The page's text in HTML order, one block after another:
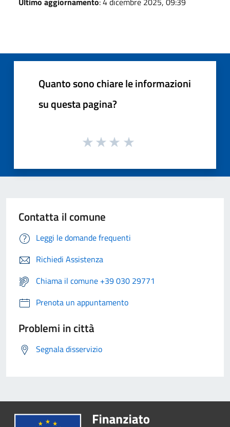
Quanto sono chiare le informazioni
su questa pagina?
Contatta il comune
Leggi le domande frequenti
Richiedi Assistenza
Chiama il comune +39 030 29771
Prenota un appuntamento
Problemi in città
Segnala disservizio